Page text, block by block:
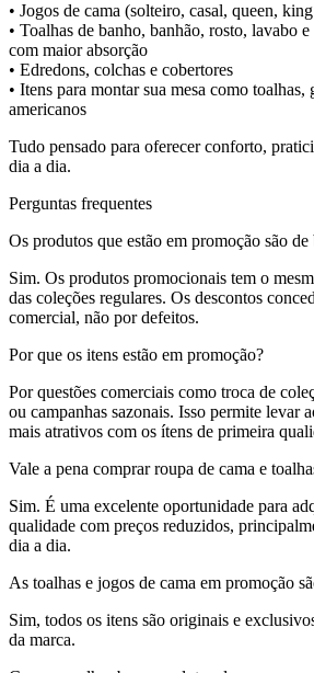
• Jogos de cama (solteiro, casal, queen,
• Toalhas de banho, banhão, rosto, lavabo
com maior absorção
• Edredons, colchas e cobertores
• Itens para montar sua mesa como toalhas,
americanos
Tudo pensado para oferecer conforto,
dia a dia.
Perguntas frequentes
Os produtos que estão em promoção são
Sim. Os produtos promocionais tem o
das coleções regulares. Os descontos
comercial, não por defeitos.
Por que os itens estão em promoção?
Por questões comerciais como troca de
ou campanhas sazonais. Isso permite levar
mais atrativos com os ítens de primeira
Vale a pena comprar roupa de cama e
Sim. É uma excelente oportunidade para
qualidade com preços reduzidos,
dia a dia.
As toalhas e jogos de cama em promoção
Sim, todos os itens são originais e
da marca.